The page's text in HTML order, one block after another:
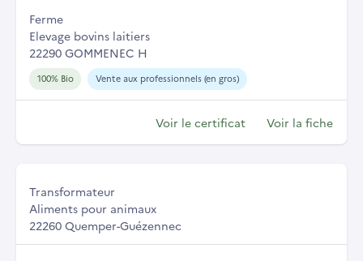
Ferme
Elevage bovins laitiers
22290 GOMMENEC H
100% Bio Vente aux professionnels (en gros)
Voir le certificat Voir la fiche
Transformateur
Aliments pour animaux
22260 Quemper-Guézennec